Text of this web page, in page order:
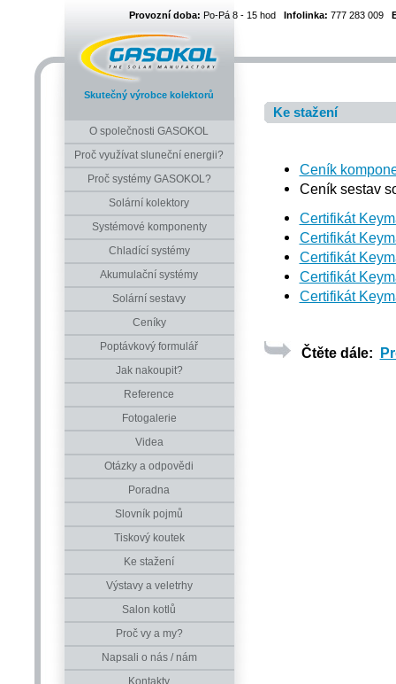
Provozní doba: Po-Pá 8 - 15 hod Infolinka: 777 283 009
Skutečný výrobce kolektorů
O společnosti GASOKOL
Proč využívat sluneční energii?
Proč systémy GASOKOL?
Solární kolektory
Systémové komponenty
Chladící systémy
Akumulační systémy
Solární sestavy
Ceníky
Poptávkový formulář
Jak nakoupit?
Reference
Fotogalerie
Videa
Otázky a odpovědi
Poradna
Slovník pojmů
Tiskový koutek
Ke stažení
Výstavy a veletrhy
Salon kotlů
Proč vy a my?
Napsali o nás / nám
Kontakty
Ke stažení
Ceník
Ceník sestav
Certifikát
Certifikát
Certifikát
Certifikát
Certifikát
Čtěte dále: